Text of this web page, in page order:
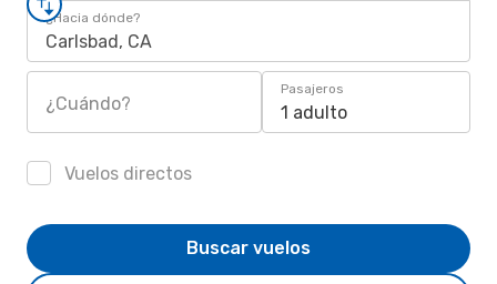
¿Hacia dónde?
Carlsbad, CA
¿Cuándo?
Pasajeros
1 adulto
Vuelos directos
Buscar vuelos